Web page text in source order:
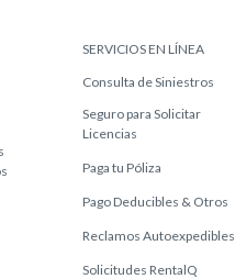
SERVICIOS EN LÍNEA
Consulta de Siniestros
Seguro para Solicitar
Licencias
Paga tu Póliza
Pago Deducibles & Otros
Reclamos Autoexpedibles
Solicitudes RentalQ